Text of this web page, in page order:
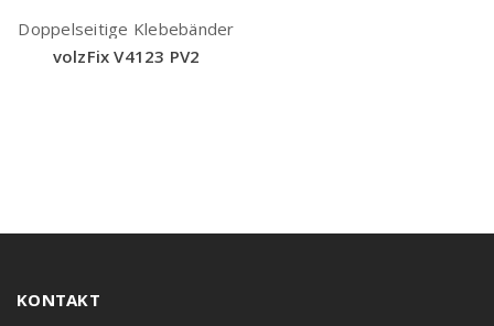
Doppelseitige Klebebänder
volzFix V4123 PV2
KONTAKT